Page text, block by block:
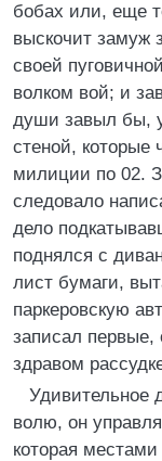
бобах или, еще
выскочит замуж
своей
волком вой; и
души завыл бы,
стеной, которые
милиции по 02.
следовало
дело
поднялся с
лист бумаги,
паркеровскую
записал первые,
здравом
Удивительное
волю, он
которая